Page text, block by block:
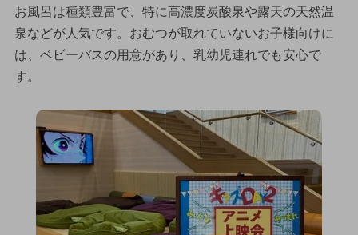
お風呂は種類豊富で、特に高濃度炭酸泉や露天の天然温
泉などが人気です。おむつが取れていないお子様向けに
は、ベビーバスの用意があり、乳幼児連れでも安心で
す。